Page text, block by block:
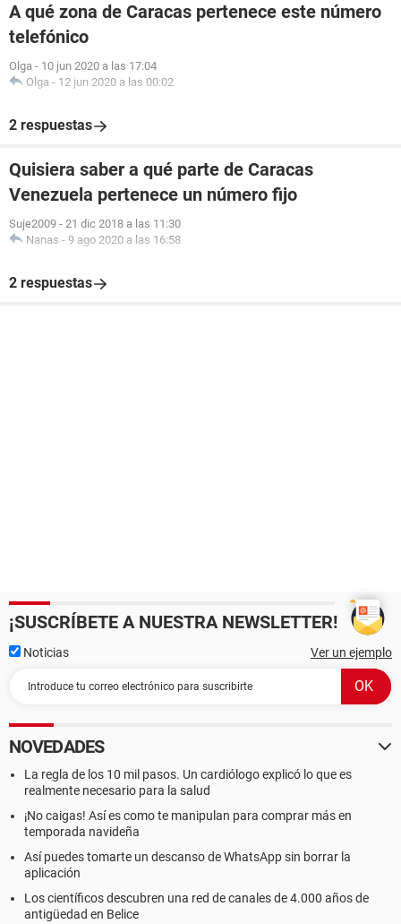
A qué zona de Caracas pertenece este número
telefónico
Olga - 10 jun 2020 a las 17:04
Olga - 12 jun 2020 a las 00:02
2 respuestas
Quisiera saber a qué parte de Caracas
Venezuela pertenece un número fijo
Suje2009 - 21 dic 2018 a las 11:30
Nanas - 9 ago 2020 a las 16:58
2 respuestas
¡SUSCRÍBETE A NUESTRA NEWSLETTER!
Noticias Ver un ejemplo
NOVEDADES
La regla de los 10 mil pasos. Un cardiólogo explicó lo que es
realmente necesario para la salud
¡No caigas! Así es como te manipulan para comprar más en
temporada navideña
Así puedes tomarte un descanso de WhatsApp sin borrar la
aplicación
Los científicos descubren una red de canales de 4.000 años de
antigüedad en Belice